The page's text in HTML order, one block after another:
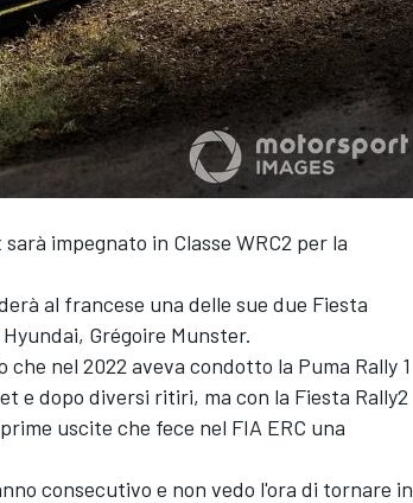
sarà impegnato in Classe WRC2 per la
al francese una delle sue due Fiesta
Grégoire Munster.
nel 2022 aveva condotto la Puma Rally 1
e dopo diversi ritiri, ma con la Fiesta Rally2
uscite che fece nel FIA ERC una
consecutivo e non vedo l'ora di tornare in